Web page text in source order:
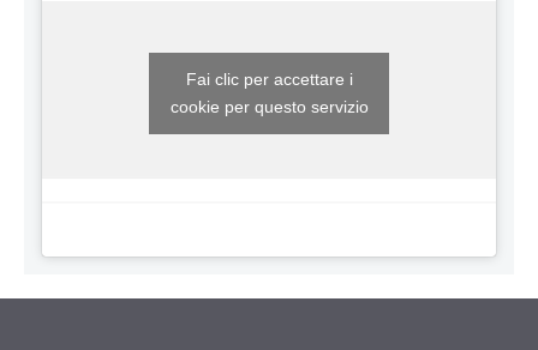
Fai clic per accettare i
cookie per questo servizio